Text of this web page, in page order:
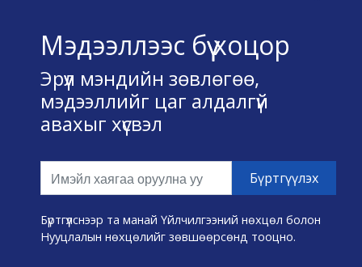
Мэдээллээс бүү хоцор
Эрүүл мэндийн зөвлөгөө,
мэдээллийг цаг алдалгүй
авахыг хүсвэл
Бүртгүүлснээр та манай Үйлчилгээний нөхцөл болон
Нууцлалын нөхцөлийг зөвшөөрсөнд тооцно.
Үйлчилгээний нөхцөл
Нууц хадгалах тухай
Холбоо барих
Өвчин А-Я
Эмнэлэг хайх
Эрүүл мэндийн хэрэгслүүд